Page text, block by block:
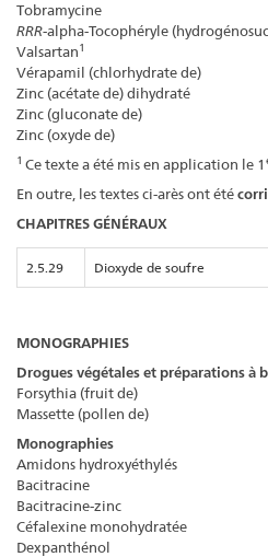
Tobramycine
RRR-alpha-Tocophéryle
Valsartan1
Vérapamil (chlorhydrate de)
Zinc (acétate de) dihydraté
Zinc (gluconate de)
Zinc (oxyde de)
1 Ce texte a été mis en application le 1
En outre, les textes ci-arès ont été
CHAPITRES GÉNÉRAUX
2.5.29 Dioxyde
MONOGRAPHIES
Drogues végétales et préparations à
Forsythia (fruit de)
Massette (pollen de)
Monographies
Amidons hydroxyéthylés
Bacitracine
Bacitracine-zinc
Céfalexine monohydratée
Dexpanthénol